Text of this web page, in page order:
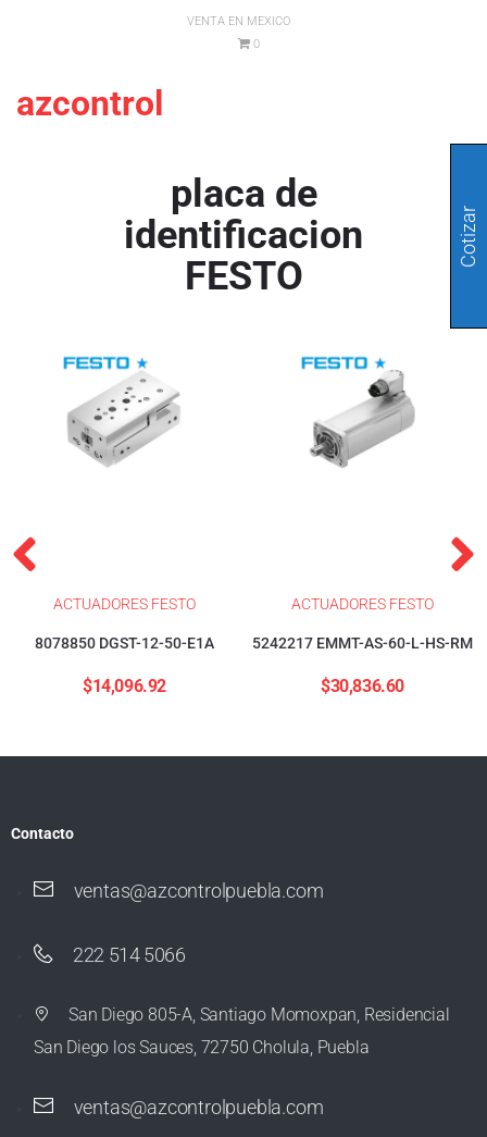
VENTA EN MEXICO
0
azcontrol
placa de
identificacion
FESTO
ACTUADORES FESTO
8078850 DGST-12-50-E1A
$14,096.92
ACTUADORES FESTO
5242217 EMMT-AS-60-L-HS-RM
$30,836.60
Contacto
ventas@azcontrolpuebla.com
222 514 5066
San Diego 805-A, Santiago Momoxpan, Residencial
San Diego los Sauces, 72750 Cholula, Puebla
ventas@azcontrolpuebla.com
Cotizar